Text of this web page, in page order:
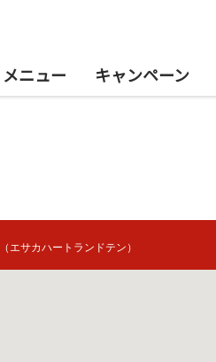
メニュー キャンペーン
（エサカハートランドテン）